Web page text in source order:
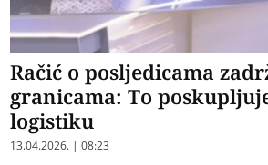
Račić o posljedicama
granicama: To
logistiku
13.04.2026. | 08:23